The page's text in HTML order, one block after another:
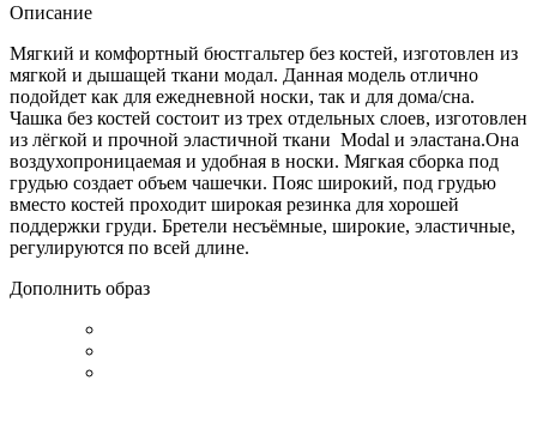
Описание
Мягкий и комфортный бюстгальтер без костей, изготовлен из
мягкой и дышащей ткани модал. Данная модель отлично
подойдет как для ежедневной носки, так и для дома/сна.
Чашка без костей состоит из трех отдельных слоев, изготовлен
из лёгкой и прочной эластичной ткани Modal и эластана.Она
воздухопроницаемая и удобная в носки. Мягкая сборка под
грудью создает объем чашечки. Пояс широкий, под грудью
вместо костей проходит широкая резинка для хорошей
поддержки груди. Бретели несъёмные, широкие, эластичные,
регулируются по всей длине.
Дополнить образ